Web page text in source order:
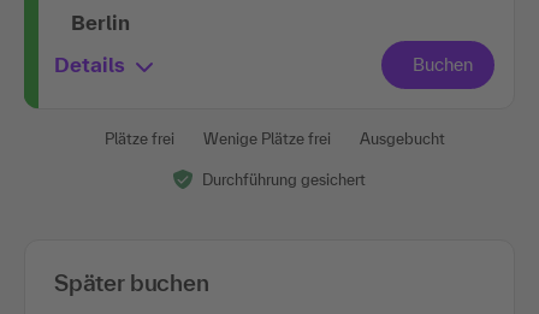
Berlin
Details
Plätze frei Wenige Plätze frei Ausgebucht
Durchführung gesichert
Später buchen